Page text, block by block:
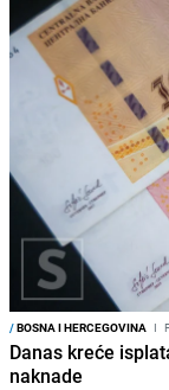
/BOSNA I HERCEGOVINA I
Danas kreće
naknade